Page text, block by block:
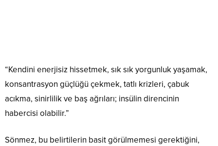
“Kendini enerjisiz hissetmek, sık sık yorgunluk yaşamak,
konsantrasyon güçlüğü çekmek, tatlı krizleri, çabuk
acıkma, sinirlilik ve baş ağrıları; insülin direncinin
habercisi olabilir.”
Sönmez, bu belirtilerin basit görülmemesi gerektiğini,